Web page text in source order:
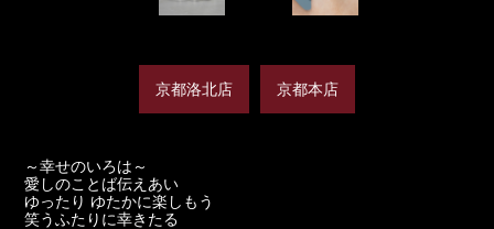
京都洛北店 京都本店
～幸せのいろは～
愛しのことば伝えあい
ゆったり ゆたかに楽しもう
笑うふたりに幸きたる